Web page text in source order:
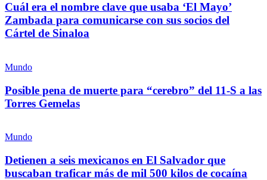
Cuál era el nombre clave que usaba ‘El Mayo’
Zambada para comunicarse con sus socios del
Cártel de Sinaloa
Mundo
Posible pena de muerte para “cerebro” del 11-S a las
Torres Gemelas
Mundo
Detienen a seis mexicanos en El Salvador que
buscaban traficar más de mil 500 kilos de cocaína